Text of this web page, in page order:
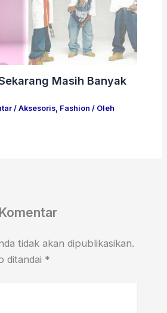
Masih Banyak
/ Aksesoris, Fashion / Oleh
tidak akan dipublikasikan.
ditandai *